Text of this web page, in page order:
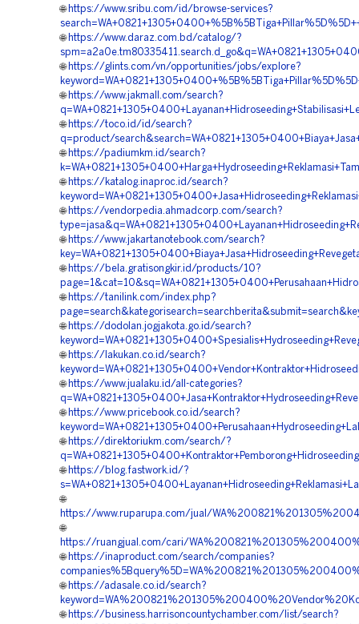
🌐 https://www.sribu.com/id/browse-services?
🌐 https://www.daraz.com.bd/catalog/?
🌐 https://glints.com/vn/opportunities/jobs/explore?
🌐 https://www.jakmall.com/search?
🌐 https://toco.id/id/search?
q=product/
🌐 https://padiumkm.id/search?
🌐 https://katalog.inaproc.id/search?
🌐 https://vendorpedia.ahmadcorp.com/search?
🌐 https://www.jakartanotebook.com/search?
🌐 https://bela.gratisongkir.id/products/10?
🌐 https://tanilink.com/index.php?
🌐 https://dodolan.jogjakota.go.id/search?
🌐 https://lakukan.co.id/search?
🌐 https://www.jualaku.id/all-categories?
🌐 https://www.pricebook.co.id/search?
🌐 https://direktoriukm.com/search/?
🌐 https://blog.fastwork.id/?
🌐
https://www.ruparupa.com/jual/
🌐
https://ruangjual.com/cari/
🌐 https://inaproduct.com/search/companies?
🌐 https://adasale.co.id/search?
🌐 https://business.harrisoncountychamber.com/list/search?